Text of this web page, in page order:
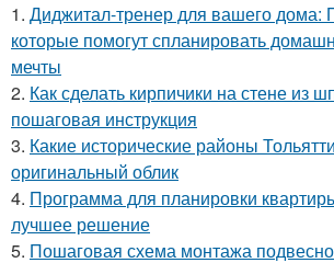
1. Диджитал-тренер для вашего дома:
которые помогут спланировать
мечты
2. Как сделать кирпичики на стене из
пошаговая инструкция
3. Какие исторические районы
оригинальный облик
4. Программа для планировки
лучшее решение
5. Пошаговая схема монтажа